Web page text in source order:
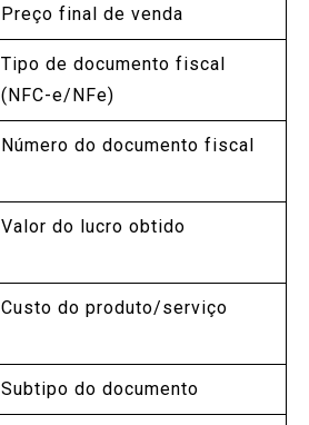
Preço final de venda
Tipo de documento fiscal
(NFC-e/NFe)
Número do documento fiscal
Valor do lucro obtido
Custo do produto/serviço
Subtipo do documento